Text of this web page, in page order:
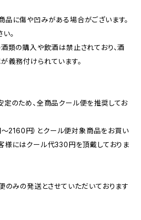
品に傷や凹みがある場合がございます。
。
類の購入や飲酒は禁止されており、酒
義務付けられています。
定のため、全商品クール便を推奨してお
2160円）とクール便対象商品をお買い
様にはクール代330円を頂戴しておりま
みの発送とさせていただいております